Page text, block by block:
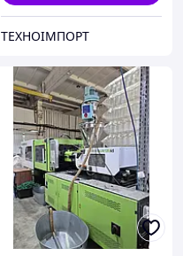
ТЕХНОІМПОРТ